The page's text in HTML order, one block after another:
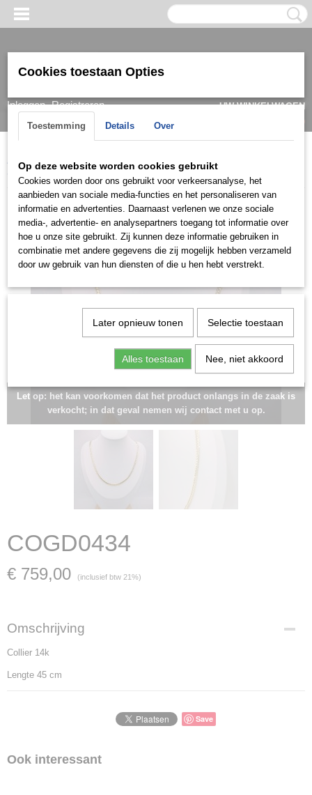
Inloggen Registreren
UW WINKELWAGEN
(0)
Home > Ketting & Collier > Dames> Collier >Collier groot
COGD0434
Let op: het kan voorkomen dat het product onlangs in de zaak is
verkocht; in dat geval nemen wij contact met u op.
COGD0434
€ 759,00 (inclusief btw 21%)
Omschrijving
Collier 14k
Lengte 45 cm
Save
Ook interessant
Cookies toestaan Opties
Toestemming Details Over
Op deze website worden cookies gebruikt
Cookies worden door ons gebruikt voor verkeersanalyse, het
aanbieden van sociale media-functies en het personaliseren van
informatie en advertenties. Daarnaast verlenen we onze sociale
media-, advertentie- en analysepartners toegang tot informatie over
hoe u onze site gebruikt. Zij kunnen deze informatie gebruiken in
combinatie met andere gegevens die zij mogelijk hebben verzameld
door uw gebruik van hun diensten of die u hen hebt verstrekt.
Later opnieuw tonen Selectie toestaan
Alles toestaan Nee, niet akkoord